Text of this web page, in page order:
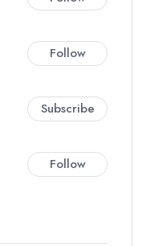
Follow
Subscribe
Follow